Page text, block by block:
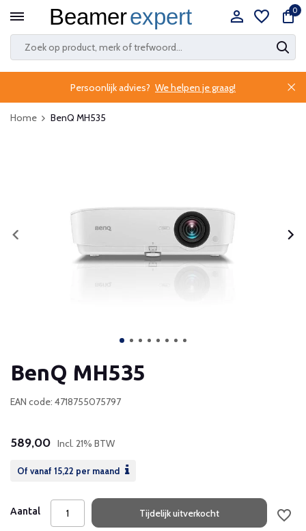
0
Persoonlijk advies? We helpen je graag!
Home BenQ MH535
BenQ MH535
EAN code: 4718755075797
589,00 Incl. 21% BTW
Of vanaf 15,22 per maand
Aantal Tijdelijk uitverkocht